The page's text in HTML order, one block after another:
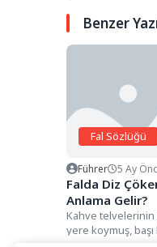
Benzer
Fal Sözlüğü
Führer 5 Ay
Falda Diz
Anlama Gelir?
Kahve
yere koymuş,